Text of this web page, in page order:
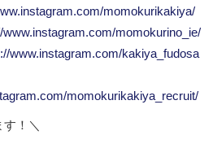
momokurikakiya/
www.instagram.com/momokurino_ie/
www.instagram.com/kakiya_fudosa
momokurikakiya_recruit/
！＼